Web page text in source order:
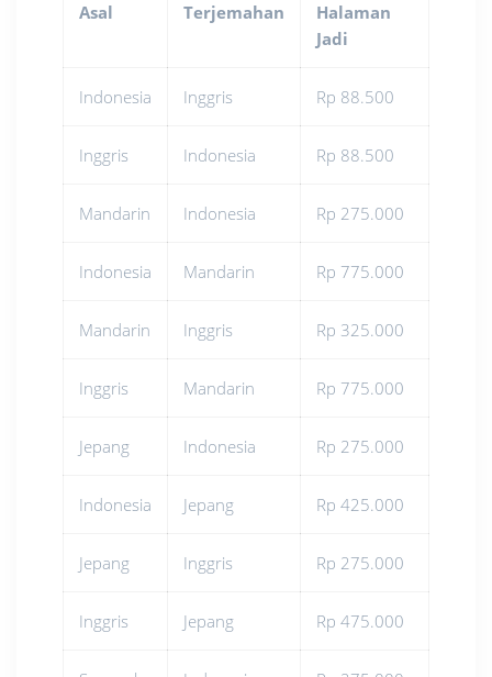
Asal
Terjemahan
Halaman
Jadi
Indonesia Inggris Rp 88.500
Inggris Indonesia Rp 88.500
Mandarin Indonesia Rp 275.000
Indonesia Mandarin Rp 775.000
Mandarin Inggris Rp 325.000
Inggris Mandarin Rp 775.000
Jepang Indonesia Rp 275.000
Indonesia Jepang Rp 425.000
Jepang Inggris Rp 275.000
Inggris Jepang Rp 475.000